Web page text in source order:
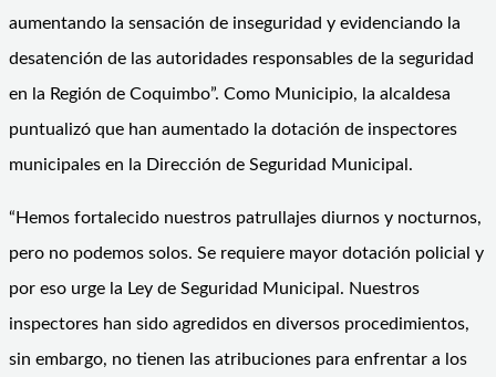
aumentando la sensación de inseguridad y evidenciando la
desatención de las autoridades responsables de la seguridad
en la Región de Coquimbo”. Como Municipio, la alcaldesa
puntualizó que han aumentado la dotación de inspectores
municipales en la Dirección de Seguridad Municipal.
“Hemos fortalecido nuestros patrullajes diurnos y nocturnos,
pero no podemos solos. Se requiere mayor dotación policial y
por eso urge la Ley de Seguridad Municipal. Nuestros
inspectores han sido agredidos en diversos procedimientos,
sin embargo, no tienen las atribuciones para enfrentar a los